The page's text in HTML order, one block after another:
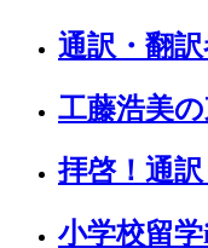
通訳・翻
工藤浩美
拝啓！通
小学校留